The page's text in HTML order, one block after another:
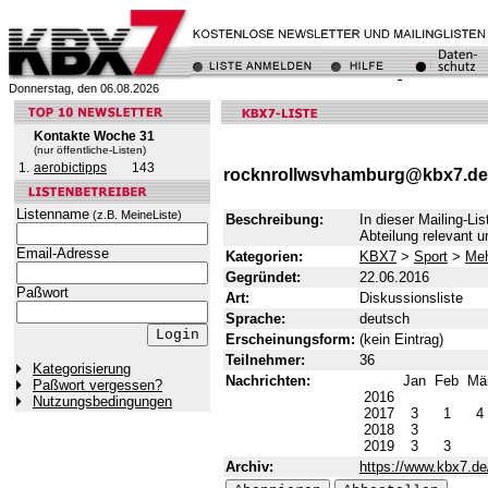
Donnerstag, den 06.08.2026
Kontakte Woche 31
(nur öffentliche-Listen)
1. aerobictipps 143
Listenname (z.B. MeineListe)
Email-Adresse
Paßwort
Kategorisierung
Paßwort vergessen?
Nutzungsbedingungen
rocknrollwsvhamburg@kbx7.de
Beschreibung:
In dieser Mailing-
Abteilung relevant
Kategorien:
KBX7 > Sport >
Gegründet:
22.06.2016
Art:
Diskussionsliste
Sprache:
deutsch
Erscheinungsform: (kein Eintrag)
Teilnehmer:
36
Nachrichten:
Jan Feb
2016
2017
3 1
4
2018
3
2019
3
3
Archiv:
https://